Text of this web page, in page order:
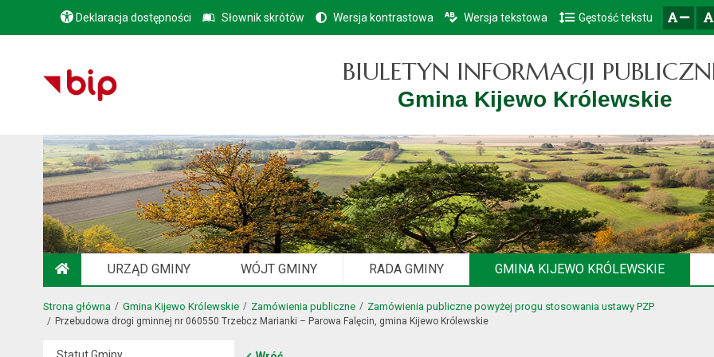
Przejdź do głównego menu
Przejdź do treści
Przejdź do mapy serwisu
Deklaracja dostępności Słownik skrótów Wersja kontrastowa Wersja tekstowa Gęstość tekstu
BIULETYN INFORMACJI
Gmina Kijewo Królewskie
URZĄD GMINY WÓJT GMINY RADA GMINY GMINA KIJEWO KRÓLEWSKIE
Strona główna Gmina Kijewo Królewskie Zamówienia publiczne Zamówienia publiczne powyżej progu stosowania ustawy PZP
Przebudowa drogi gminnej nr 060550 Trzebcz Marianki – Parowa Falęcin, gmina Kijewo Królewskie
Statut Gminy